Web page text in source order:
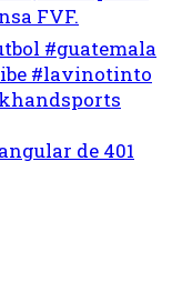
de 401